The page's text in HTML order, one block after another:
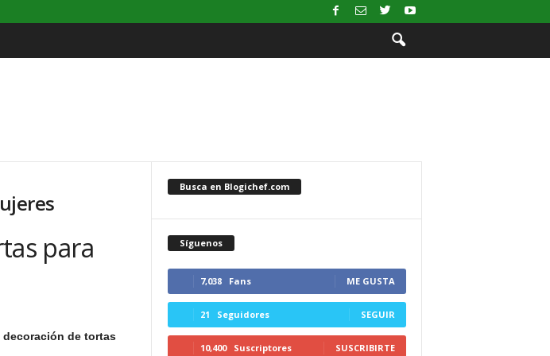
para
decoración de tortas
Busca en Blogichef.com
Síguenos
7,038 Fans ME GUSTA
21 Seguidores SEGUIR
10,400 Suscriptores SUSCRIBIRTE